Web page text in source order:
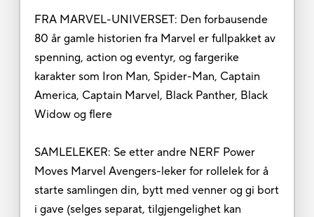
FRA MARVEL-UNIVERSET: Den forbausende
80 år gamle historien fra Marvel er fullpakket av
spenning, action og eventyr, og fargerike
karakter som Iron Man, Spider-Man, Captain
America, Captain Marvel, Black Panther, Black
Widow og flere
SAMLELEKER: Se etter andre NERF Power
Moves Marvel Avengers-leker for rollelek for å
starte samlingen din, bytt med venner og gi bort
i gave (selges separat, tilgjengelighet kan